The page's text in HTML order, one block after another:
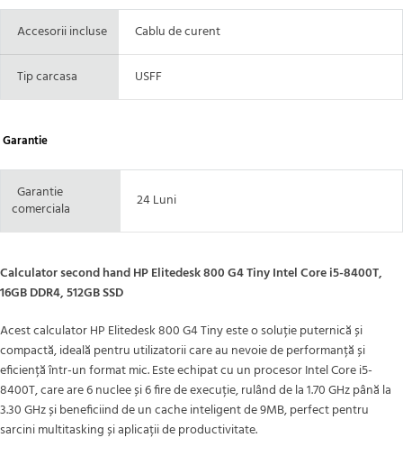
Accesorii incluse Cablu de curent
Tip carcasa USFF
Garantie
Garantie
comerciala
24 Luni
Calculator second hand HP Elitedesk 800 G4 Tiny Intel Core i5-8400T,
16GB DDR4, 512GB SSD
Acest calculator HP Elitedesk 800 G4 Tiny este o soluție puternică și
compactă, ideală pentru utilizatorii care au nevoie de performanță și
eficiență într-un format mic. Este echipat cu un procesor Intel Core i5-
8400T, care are 6 nuclee și 6 fire de execuție, rulând de la 1.70 GHz până la
3.30 GHz și beneficiind de un cache inteligent de 9MB, perfect pentru
sarcini multitasking și aplicații de productivitate.